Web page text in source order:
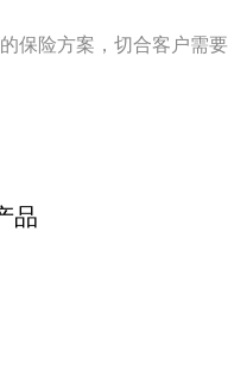
保险方案，切合客户需
品